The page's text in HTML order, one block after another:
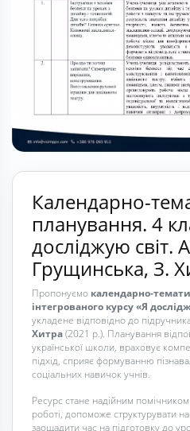
Календарно-
планування. 4
досліджую світ.
Грущинська, З.
Пропонуємо календарно-
інтегрованого курсу «Я
укладене відповідно до
Хитра(2021 р.). Планування
української школи, враховує
підхід, сприяє формуванню
соціальних навичок учнів.
Ресурс стане надійним
роботі, допоможе структурувати
заощадити час на підготовку до